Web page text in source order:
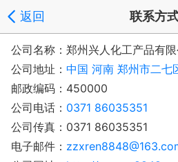
返回 联系方
公司名称：郑州兴人化工产品有
公司地址： 中国 河南 郑州市二七
邮政编码：450000
公司电话： 0371 86035351
公司传真：0371 86035351
电子邮件：